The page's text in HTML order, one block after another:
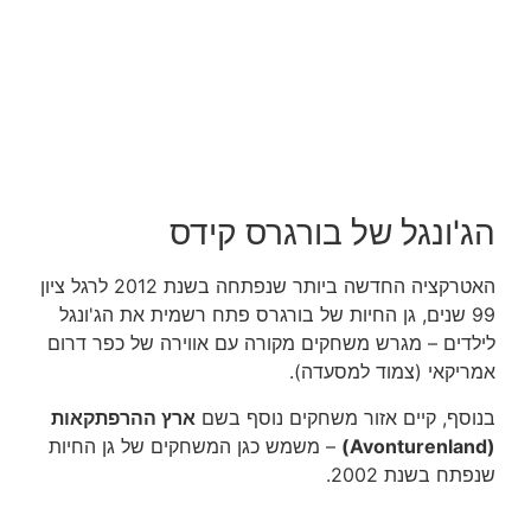
הג'ונגל של בורגרס קידס
האטרקציה החדשה ביותר שנפתחה בשנת 2012 לרגל ציון
99 שנים, גן החיות של בורגרס פתח רשמית את הג'ונגל
לילדים – מגרש משחקים מקורה עם אווירה של כפר דרום
אמריקאי (צמוד למסעדה).
בנוסף, קיים אזור משחקים נוסף בשם ארץ ההרפתקאות
(
Avonturenland) – משמש כגן המשחקים של גן החיות
שנפתח בשנת 2002.